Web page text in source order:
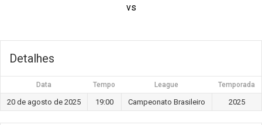
vs
Detalhes
Data Tempo League Temporada
20 de agosto de 2025 19:00 Campeonato Brasileiro 2025